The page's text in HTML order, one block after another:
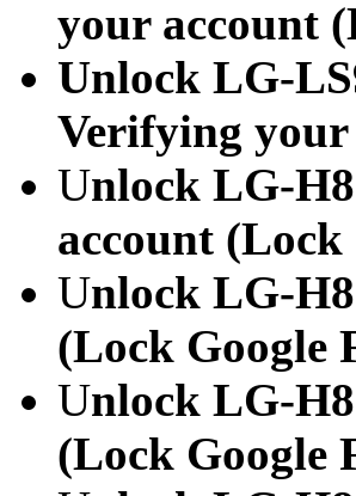
your account
Unlock LG-
Verifying your
Unlock LG-
account (Lock
Unlock LG-
(Lock Google
Unlock LG-
(Lock Google